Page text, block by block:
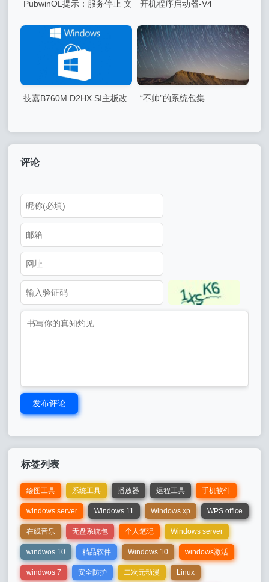
PubwinOL提示：服务停止 文
软件解决方法。
开机程序启动器-V4
技嘉B760M D2HX SI主板改
“不帅”的系统包集
评论
发布评论
标签列表
绘图工具 系统工具 播放器 远程工具 手机软件
windows server Windows 11 Windows xp WPS office
在线音乐 无盘系统包 个人笔记 Windows server
windwos 10 精品软件 Windows 10 windows激活
windwos 7 安全防护 二次元动漫 Linux